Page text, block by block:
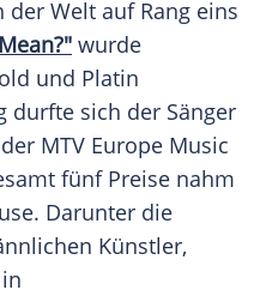
Welt auf Rang eins
wurde
und Platin
durfte sich der Sänger
MTV Europe Music
fünf Preise nahm
Darunter die
Künstler,